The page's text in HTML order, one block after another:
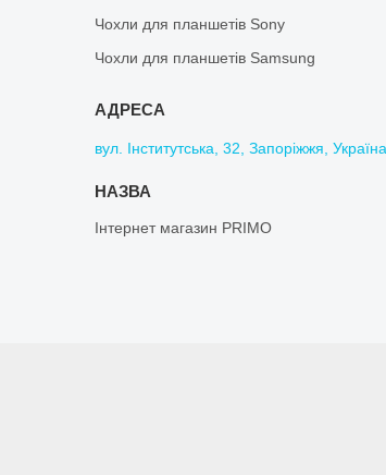
Чохли для планшетів Sony
Чохли для планшетів Samsung
вул. Інститутська, 32, Запоріжжя, Україна
Інтернет магазин PRIMO